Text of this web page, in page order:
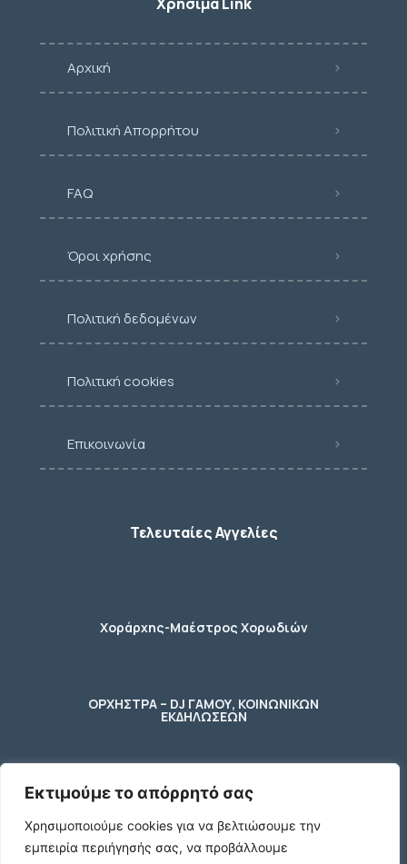
Εκτιμούμε το απόρρητό σας
Χρησιμοποιούμε cookies για να βελτιώσουμε την
εμπειρία περιήγησής σας, να προβάλλουμε
Αρχική
Πολιτική Απορρήτου
FAQ
Όροι χρήσης
Πολιτική δεδομένων
Πολιτική cookies
Επικοινωνία
Τελευταίες Αγγελίες
Χοράρχης-Μαέστρος Χορωδιών
ΟΡΧΗΣΤΡΑ – DJ ΓΑΜΟΥ, ΚΟΙΝΩΝΙΚΩΝ
ΕΚΔΗΛΩΣΕΩΝ
φύλακας – κηπουρος